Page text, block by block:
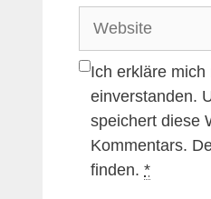
Adresse
Ich erkläre
einverstanden.
speichert diese
Kommentars.
finden. *